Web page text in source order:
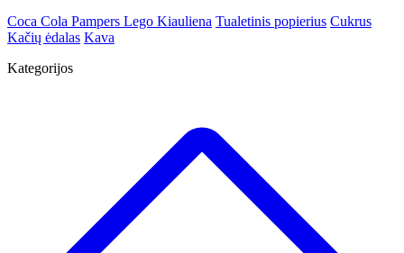
Coca Cola Pampers Lego Kiauliena Tualetinis popierius Cukrus
Kačių ėdalas Kava
Kategorijos